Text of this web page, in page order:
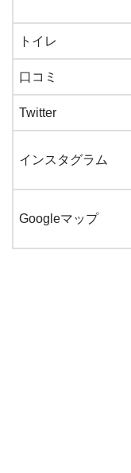
トイレ
口コミ
Twitter
インスタグラム
Googleマップ